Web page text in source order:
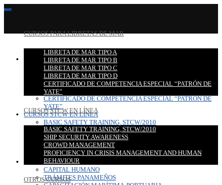
CURSOS PARA LIBRETAS DE MAR
LIBRETA DE MAR TIPO A
LIBRETA DE MAR TIPO B
LIBRETA DE MAR TIPO C
LIBRETA DE MAR TIPO D
CERTIFICADO DE COMPETENCIA ESPECIAL “PATRÓN DE
YATE”
CURSOS STCW EN LÍNEA
BASIC SAFETY TRAINING, STCW/2010
SHIP SECURITY AWARENESS
CROWD MANAGEMENT
PROFICIENCY IN CRISIS MANAGEMENT AND HUMAN
BEHAVIOUR
OTROS CURSOS
CURSOS PARA LIBRETAS DE MAR
LIBRETA DE MAR TIPO A
LIBRETA DE MAR TIPO B
LIBRETA DE MAR TIPO C
LIBRETA DE MAR TIPO D
CERTIFICADO DE COMPETENCIA ESPECIAL “PATRÓN DE
YATE”
CURSOS STCW EN LÍNEA
BASIC SAFETY TRAINING, STCW/2010
SHIP SECURITY AWARENESS
CROWD MANAGEMENT
PROFICIENCY IN CRISIS MANAGEMENT AND HUMAN
BEHAVIOUR
OTROS CURSOS
CAPITAL HUMANO
TRÁMITES PANAMEÑOS